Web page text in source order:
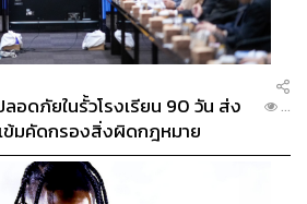
อดภัยในรั้วโรงเรียน 90 วัน ส่ง
มคัดกรองสิ่งผิดกฎหมาย
...